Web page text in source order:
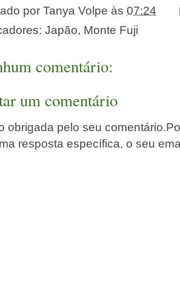
por Tanya Volpe às 07:24
Japão, Monte Fuji
comentário:
um comentário
obrigada pelo seu
resposta específica, o seu